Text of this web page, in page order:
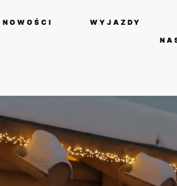
NOWOŚCI WYJAZDY